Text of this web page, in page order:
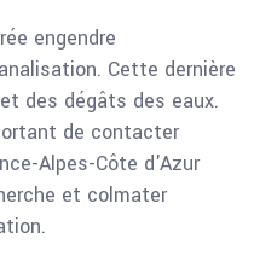
engendre
Cette dernière
des dégâts des eaux.
de contacter
Alpes-Côte d'Azur
et colmater